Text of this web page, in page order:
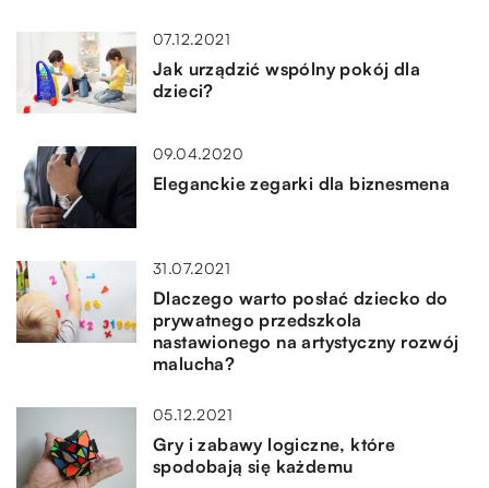
07.12.2021
Jak urządzić wspólny pokój dla
dzieci?
09.04.2020
Eleganckie zegarki dla biznesmena
31.07.2021
Dlaczego warto posłać dziecko do
prywatnego przedszkola
nastawionego na artystyczny rozwój
malucha?
05.12.2021
Gry i zabawy logiczne, które
spodobają się każdemu